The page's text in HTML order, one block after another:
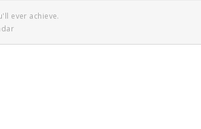
ever achieve.